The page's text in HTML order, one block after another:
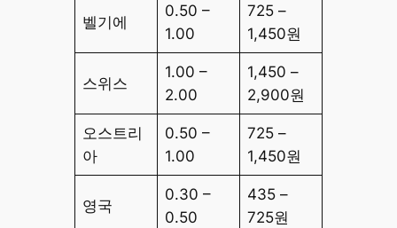
벨기에
0.50 –
1.00
725 –
1,450원
스위스
1.00 –
2.00
1,450 –
2,900원
오스트리
아
0.50 –
1.00
725 –
1,450원
영국
0.30 –
0.50
435 –
725원